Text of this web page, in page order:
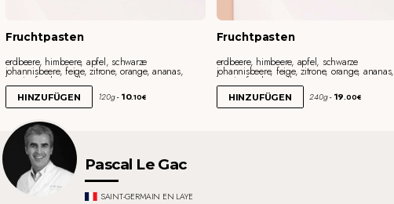
Fruchtpasten
erdbeere, himbeere, apfel, schwarze
johannisbeere, feige, zitrone, orange, ananas,
passionfrucht, aprikose
HINZUFÜGEN 120g 10.10€
Fruchtpasten
erdbeere, himbeere, apfel, schwarze
johannisbeere, feige, zitrone, orange, ananas,
passionfrucht, aprikose
HINZUFÜGEN 240g 19.00€
Pascal Le Gac
SAINT-GERMAIN EN LAYE